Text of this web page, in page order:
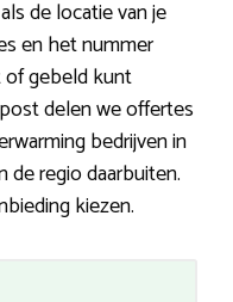
de locatie van je
en het nummer
gebeld kunt
delen we offertes
bedrijven in
de regio daarbuiten.
kiezen.